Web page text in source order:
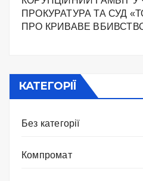
ПРОКУРАТУРА ТА СУД
ПРО КРИВАВЕ
КАТЕГОРІЇ
Без категорії
Компромат